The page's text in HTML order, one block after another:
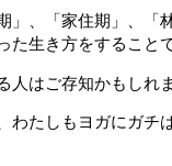
」、「家住期」、「
た生き方をすること
人はご存知かもしれ
わたしもヨガにガチ